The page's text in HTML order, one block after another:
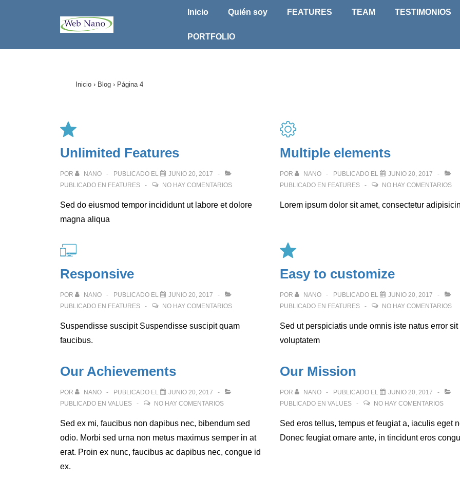
contenido
Navegación
Inicio Quién soy FEATURES TEAM TESTIMONIOS
PORTFOLIO
Inicio › Blog › Página 4
Unlimited Features
POR NANO PUBLICADO EL
JUNIO 20, 2017
PUBLICADO EN FEATURES NO HAY COMENTARIOS
Sed do eiusmod tempor incididunt ut labore et dolore
magna aliqua
Multiple elements
POR NANO PUBLICADO EL
JUNIO 20, 2017
PUBLICADO EN FEATURES NO HAY COMENTARIOS
Lorem ipsum dolor sit amet, consectetur
Responsive
POR NANO PUBLICADO EL
JUNIO 20, 2017
PUBLICADO EN FEATURES NO HAY COMENTARIOS
Suspendisse suscipit Suspendisse suscipit quam
faucibus.
Easy to customize
POR NANO PUBLICADO EL
JUNIO 20, 2017
PUBLICADO EN FEATURES NO HAY COMENTARIOS
Sed ut perspiciatis unde omnis iste natus error sit
voluptatem
Our Achievements
POR NANO PUBLICADO EL
JUNIO 20, 2017
PUBLICADO EN VALUES NO HAY COMENTARIOS
Sed ex mi, faucibus non dapibus nec, bibendum sed
odio. Morbi sed urna non metus maximus semper in at
erat. Proin ex nunc, faucibus ac dapibus nec, congue id
ex.
Our Mission
POR NANO PUBLICADO EL
JUNIO 20, 2017
PUBLICADO EN VALUES NO HAY COMENTARIOS
Sed eros tellus, tempus et feugiat a, iaculis eget
Donec feugiat ornare ante, in tincidunt eros